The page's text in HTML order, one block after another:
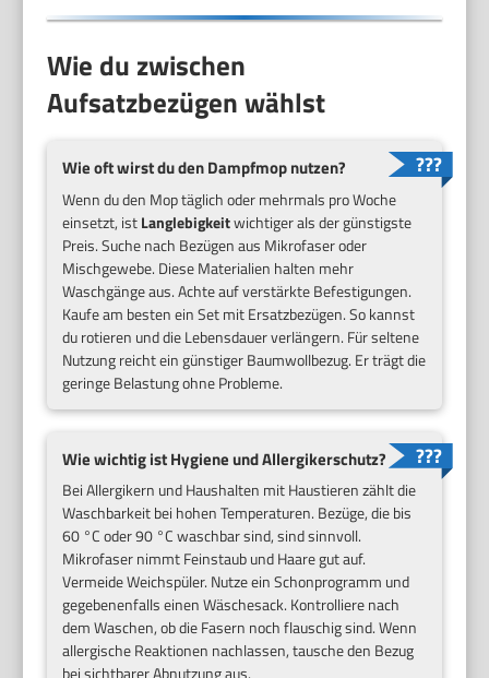
Wie du zwischen
Aufsatzbezügen wählst
Wie oft wirst du den Dampfmop nutzen?
Wenn du den Mop täglich oder mehrmals pro Woche
einsetzt, istLanglebigkeitwichtiger als der günstigste
Preis. Suche nach Bezügen aus Mikrofaser oder
Mischgewebe. Diese Materialien halten mehr
Waschgänge aus. Achte auf verstärkte Befestigungen.
Kaufe am besten ein Set mit Ersatzbezügen. So kannst
du rotieren und die Lebensdauer verlängern. Für seltene
Nutzung reicht ein günstiger Baumwollbezug. Er trägt die
geringe Belastung ohne Probleme.
Wie wichtig ist Hygiene und Allergikerschutz?
Bei Allergikern und Haushalten mit Haustieren zählt die
Waschbarkeit bei hohen Temperaturen. Bezüge, die bis
60 °C oder 90 °C waschbar sind, sind sinnvoll.
Mikrofaser nimmt Feinstaub und Haare gut auf.
Vermeide Weichspüler. Nutze ein Schonprogramm und
gegebenenfalls einen Wäschesack. Kontrolliere nach
dem Waschen, ob die Fasern noch flauschig sind. Wenn
allergische Reaktionen nachlassen, tausche den Bezug